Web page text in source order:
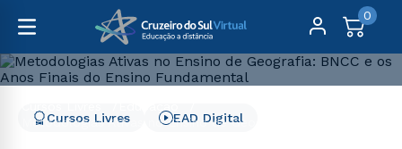
0
Metodologias Ativas no Ensino de Geografia: BNCC e os
Cursos Livres EAD Digital